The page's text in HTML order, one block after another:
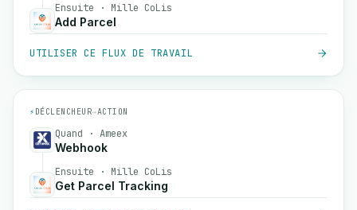
Ensuite · Mille CoLis
Add Parcel
UTILISER CE FLUX DE TRAVAIL
⚡ DÉCLENCHEUR→ACTION
Quand · Ameex
Webhook
Ensuite · Mille CoLis
Get Parcel Tracking